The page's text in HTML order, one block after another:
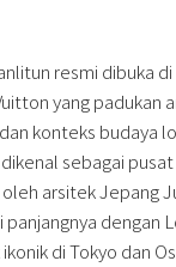
resmi dibuka
yang padukan
konteks budaya
sebagai pusat
arsitek Jepang
dengan
di Tokyo dan